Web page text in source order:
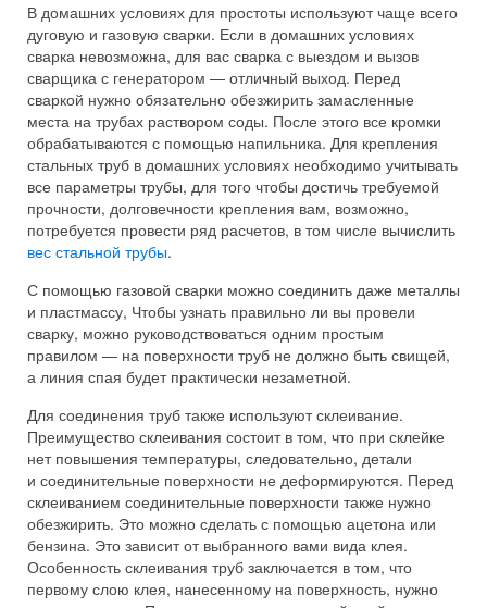
В домашних условиях для простоты используют чаще всего
дуговую и газовую сварки. Если в домашних условиях
сварка невозможна, для вас сварка с выездом и вызов
сварщика с генератором — отличный выход. Перед
сваркой нужно обязательно обезжирить замасленные
места на трубах раствором соды. После этого все кромки
обрабатываются с помощью напильника. Для крепления
стальных труб в домашних условиях необходимо учитывать
все параметры трубы, для того чтобы достичь требуемой
прочности, долговечности крепления вам, возможно,
потребуется провести ряд расчетов, в том числе вычислить
вес стальной трубы.
С помощью газовой сварки можно соединить даже металлы
и пластмассу, Чтобы узнать правильно ли вы провели
сварку, можно руководствоваться одним простым
правилом — на поверхности труб не должно быть свищей,
а линия спая будет практически незаметной.
Для соединения труб также используют склеивание.
Преимущество склеивания состоит в том, что при склейке
нет повышения температуры, следовательно, детали
и соединительные поверхности не деформируются. Перед
склеиванием соединительные поверхности также нужно
обезжирить. Это можно сделать с помощью ацетона или
бензина. Это зависит от выбранного вами вида клея.
Особенность склеивания труб заключается в том, что
первому слою клея, нанесенному на поверхность, нужно